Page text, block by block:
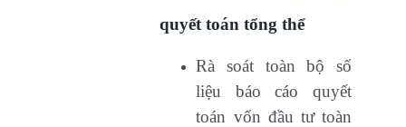
quyết toán tổng thể
Rà soát toàn bộ số
liệu báo cáo quyết
toán vốn đầu tư toàn